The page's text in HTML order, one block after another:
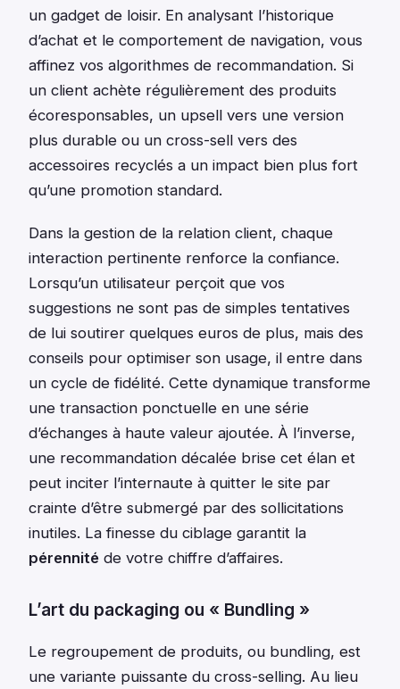
un gadget de loisir. En analysant l’historique
d’achat et le comportement de navigation, vous
affinez vos algorithmes de recommandation. Si
un client achète régulièrement des produits
écoresponsables, un upsell vers une version
plus durable ou un cross-sell vers des
accessoires recyclés a un impact bien plus fort
qu’une promotion standard.
Dans la gestion de la relation client, chaque
interaction pertinente renforce la confiance.
Lorsqu’un utilisateur perçoit que vos
suggestions ne sont pas de simples tentatives
de lui soutirer quelques euros de plus, mais des
conseils pour optimiser son usage, il entre dans
un cycle de fidélité. Cette dynamique transforme
une transaction ponctuelle en une série
d’échanges à haute valeur ajoutée. À l’inverse,
une recommandation décalée brise cet élan et
peut inciter l’internaute à quitter le site par
crainte d’être submergé par des sollicitations
inutiles. La finesse du ciblage garantit la
pérennité de votre chiffre d’affaires.
L’art du packaging ou « Bundling »
Le regroupement de produits, ou bundling, est
une variante puissante du cross-selling. Au lieu